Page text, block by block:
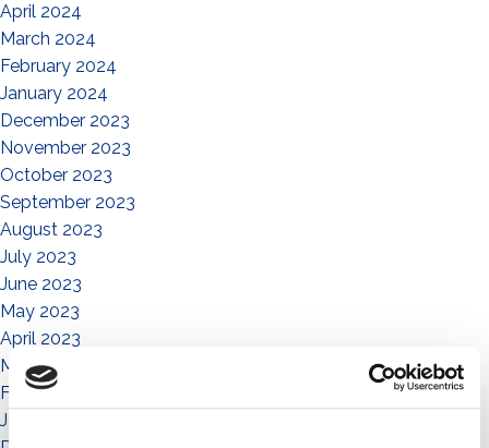
April 2024
March 2024
February 2024
January 2024
December 2023
November 2023
October 2023
September 2023
August 2023
July 2023
June 2023
May 2023
April 2023
March 2023
February 2023
January 2023